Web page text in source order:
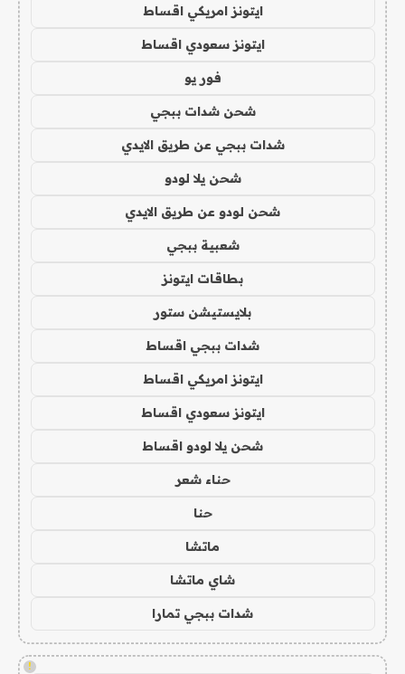
ايتونز امريكي اقساط
ايتونز سعودي اقساط
فور يو
شحن شدات ببجي
شدات ببجي عن طريق الايدي
شحن يلا لودو
شحن لودو عن طريق الايدي
شعبية ببجي
بطاقات ايتونز
بلايستيشن ستور
شدات ببجي اقساط
ايتونز امريكي اقساط
ايتونز سعودي اقساط
شحن يلا لودو اقساط
حناء شعر
حنا
ماتشا
شاي ماتشا
شدات ببجي تمارا
!